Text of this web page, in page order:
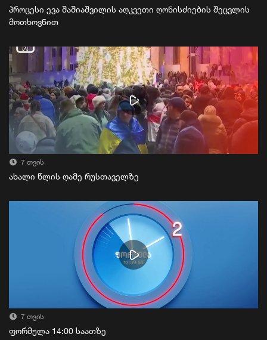
პროცესი ევა შაშიაშვილის აღკვეთი ღონისძიების შეცვლის
მოთხოვნით
7 თვის
ახალი წლის ღამე რუსთაველზე
7 თვის
ფორმულა 14:00 საათზე